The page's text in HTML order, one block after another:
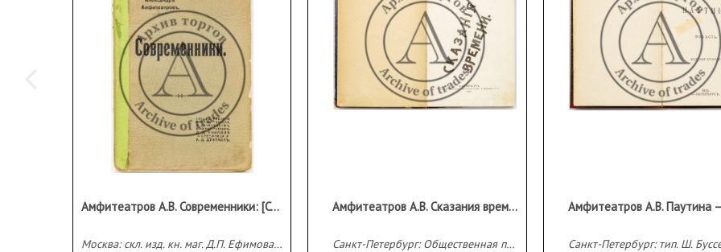
Амфитеатров А.В. Современники: [Статьи]
Москва: скл. изд. кн. маг. Д.П. Ефимова, преемн. А.Д. Друтман, [1908]
Амфитеатров А.В. Сказания времени
Санкт-Петербург: Общественная польза, 1907